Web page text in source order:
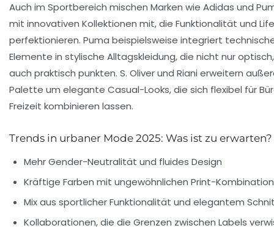
Auch im Sportbereich mischen Marken wie Adidas und
mit innovativen Kollektionen mit, die Funktionalität und
perfektionieren. Puma beispielsweise integriert
Elemente in stylische Alltagskleidung, die nicht nur
auch praktisch punkten. S. Oliver und Riani erweitern
Palette um elegante Casual-Looks, die sich flexibel für
Freizeit kombinieren lassen.
Trends in urbaner Mode 2025: Was ist zu erwarten?
Mehr Gender-Neutralität und fluides Design
Kräftige Farben mit ungewöhnlichen Print-
Mix aus sportlicher Funktionalität und elegantem
Kollaborationen, die die Grenzen zwischen Labels